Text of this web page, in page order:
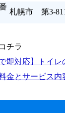
札幌市 第3-
チラ
即対応】トイ
金とサービス内